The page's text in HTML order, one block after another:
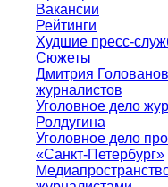
Вакансии
Рейтинги
Худшие пресс-
Сюжеты
Дмитрия
журналистов
Уголовное дело
Ролдугина
Уголовное дело
«Санкт-Петербург»